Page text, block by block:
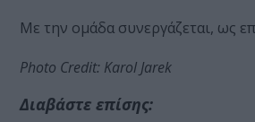
Με την ομάδα συνεργάζεται, ως
Photo Credit: Karol Jarek
Διαβάστε επίσης: